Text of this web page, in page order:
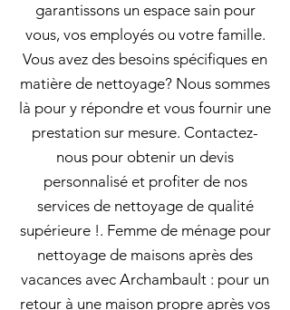
garantissons un espace sain pour
vous, vos employés ou votre famille.
Vous avez des besoins spécifiques en
matière de nettoyage? Nous sommes
là pour y répondre et vous fournir une
prestation sur mesure. Contactez-
nous pour obtenir un devis
personnalisé et profiter de nos
services de nettoyage de qualité
supérieure !. Femme de ménage pour
nettoyage de maisons après des
vacances avec Archambault : pour un
retour à une maison propre après vos